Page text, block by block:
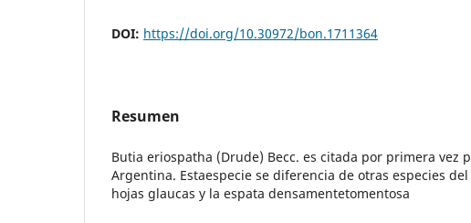
DOI: https://doi.org/10.30972/bon.1711364
Resumen
Butia eriospatha (Drude) Becc. es citada por primera vez
Argentina. Estaespecie se diferencia de otras especies
hojas glaucas y la espata densamentetomentosa